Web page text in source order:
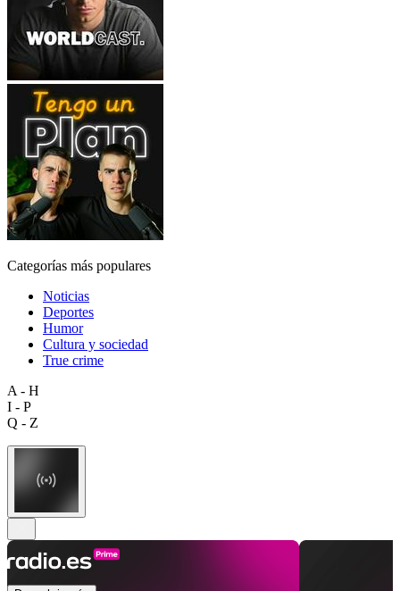
Categorías más populares
Noticias
Deportes
Humor
Cultura y sociedad
True crime
A - H
I - P
Q - Z